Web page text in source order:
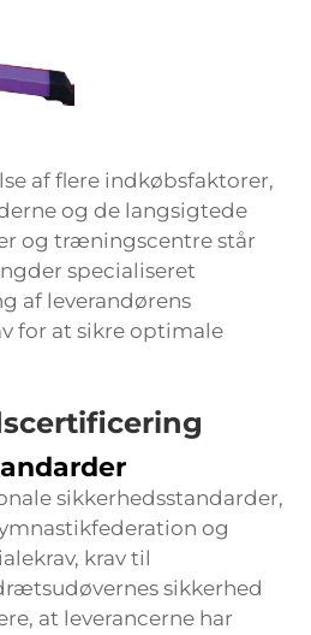
af flere indkøbsfaktorer,
og de langsigtede
og træningscentre står
specialiseret
af leverandørens
for at sikre optimale
sikkerhedsstandarder,
og
krav til
sikkerhed
at leverancerne har